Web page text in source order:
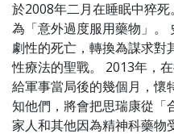
於2008年二月在睡眠中猝
為「意外過度服用藥物」。
劇性的死亡，轉換為謀求對
性療法的聖戰。 2013年，
給軍事當局後的幾個月，懷
知他們，將會把思瑞康從「
家人和其他因為精神科藥物